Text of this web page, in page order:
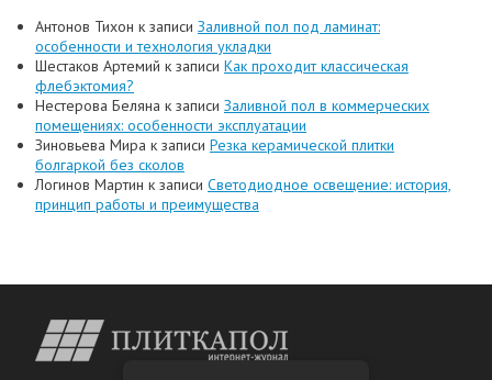
Антонов Тихон к записи Заливной пол под ламинат:
особенности и технология укладки
Шестаков Артемий к записи Как проходит классическая
флебэктомия?
Нестерова Беляна к записи Заливной пол в коммерческих
помещениях: особенности эксплуатации
Зиновьева Мира к записи Резка керамической плитки
болгаркой без сколов
Логинов Мартин к записи Светодиодное освещение: история,
принцип работы и преимущества